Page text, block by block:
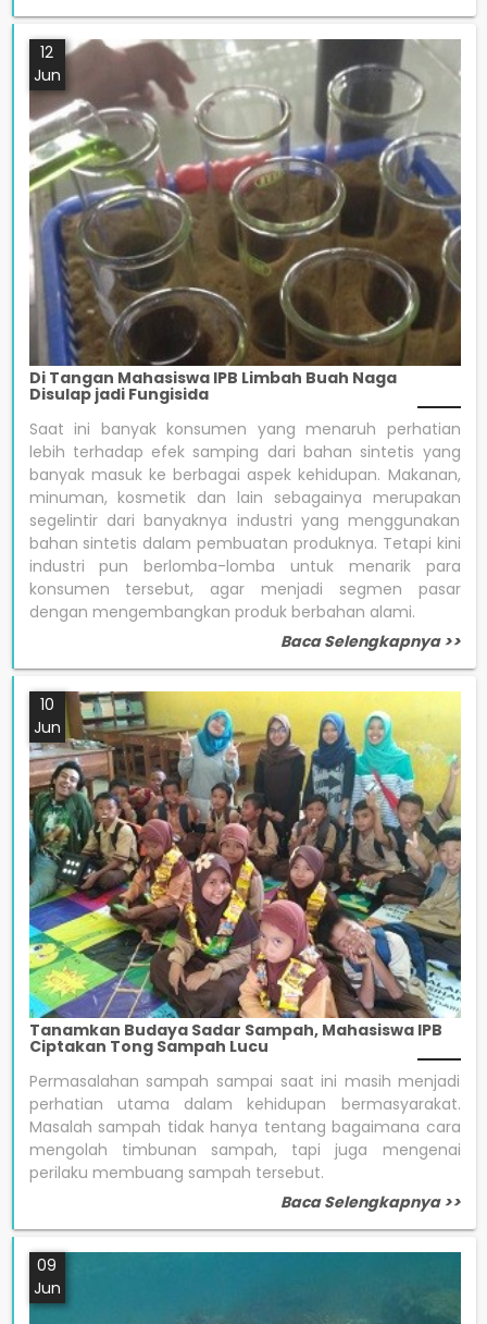
12
Jun
Di Tangan Mahasiswa IPB Limbah Buah Naga
Disulap jadi Fungisida
Saat ini banyak konsumen yang menaruh perhatian
lebih terhadap efek samping dari bahan sintetis yang
banyak masuk ke berbagai aspek kehidupan. Makanan,
minuman, kosmetik dan lain sebagainya merupakan
segelintir dari banyaknya industri yang menggunakan
bahan sintetis dalam pembuatan produknya. Tetapi kini
industri pun berlomba-lomba untuk menarik para
konsumen tersebut, agar menjadi segmen pasar
dengan mengembangkan produk berbahan alami.
Baca Selengkapnya >>
10
Jun
Tanamkan Budaya Sadar Sampah, Mahasiswa IPB
Ciptakan Tong Sampah Lucu
Permasalahan sampah sampai saat ini masih menjadi
perhatian utama dalam kehidupan bermasyarakat.
Masalah sampah tidak hanya tentang bagaimana cara
mengolah timbunan sampah, tapi juga mengenai
perilaku membuang sampah tersebut.
Baca Selengkapnya >>
09
Jun